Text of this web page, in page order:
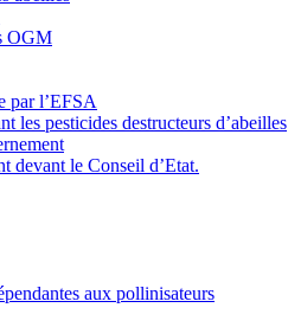
OGM
par l’EFSA
les pesticides destructeurs d’abeilles
devant le Conseil d’Etat.
aux pollinisateurs